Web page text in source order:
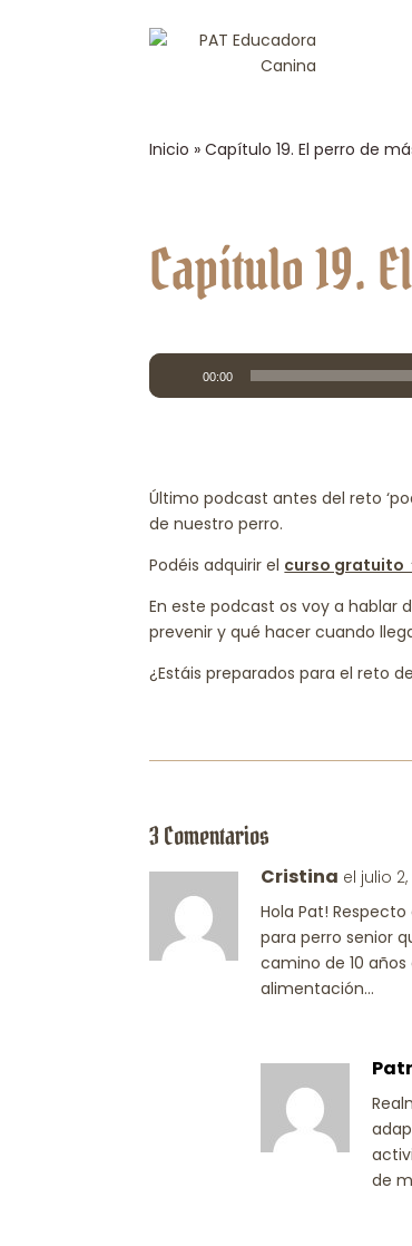
Inicio »Capítulo 19. El perro de
Capítulo 19.
Reproductor
de
00:00
Último podcast antes del reto
de nuestro perro.
Podéis adquirir el curso gratuito
En este podcast os voy a hablar
prevenir y qué hacer cuando
¿Estáis preparados para el reto
3 Comentarios
Cristina el julio
Hola Pat!
para perro senior
camino de 10
alimentación…
de